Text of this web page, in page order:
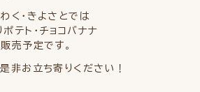
く・きよさとでは
テト・チョコバナナ
売予定です。
非お立ち寄りください！